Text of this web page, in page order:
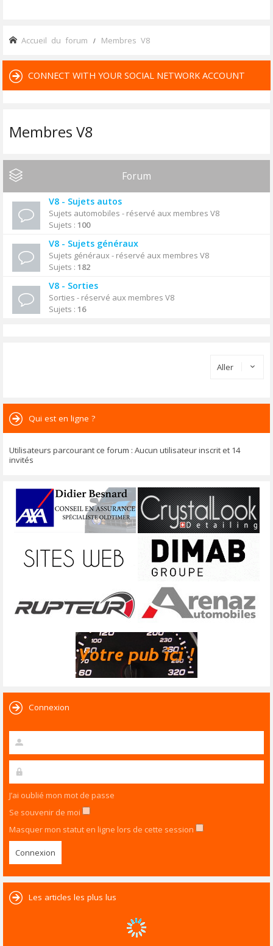
Accueil du forum Membres V8
CONNECT WITH YOUR SOCIAL NETWORK ACCOUNT
Membres V8
Forum
V8 - Sujets autos
Sujets automobiles - réservé aux membres V8
Sujets : 100
V8 - Sujets généraux
Sujets généraux - réservé aux membres V8
Sujets : 182
V8 - Sorties
Sorties - réservé aux membres V8
Sujets : 16
Aller
Qui est en ligne ?
Utilisateurs parcourant ce forum : Aucun utilisateur inscrit et 14
invités
Connexion
J’ai oublié mon mot de passe
Se souvenir de moi
Masquer mon statut en ligne lors de cette session
Les articles les plus lus